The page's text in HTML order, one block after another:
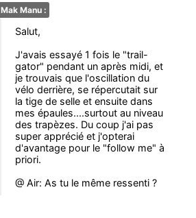
Mak Manu :
Salut,
J'avais essayé 1 fois le "trail-
gator" pendant un après midi, et
je trouvais que l'oscillation du
vélo derrière, se répercutait sur
la tige de selle et ensuite dans
mes épaules....surtout au niveau
des trapèzes. Du coup j'ai pas
super apprécié et j'opterai
d'avantage pour le "follow me" à
priori.
@ Air: As tu le même ressenti ?